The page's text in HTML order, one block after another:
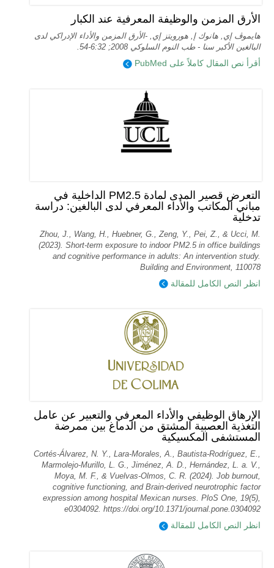
الأرق المزمن والوظيفة المعرفية عند الكبار
هايموڤ إي, هانوك إ, هورويتز إي, -الأرق المزمن والأداء الإدراكي لدى
البالغين الأكبر سنا - طب النوم السلوكي 2008; 6:32-54.
أقرأ نص المقال كاملاً على PubMed
التعرض قصير المدى لمادة PM2.5 الداخلية في
مباني المكاتب والأداء المعرفي لدى البالغين: دراسة
تدخلية
Zhou, J., Wang, H., Huebner, G., Zeng, Y., Pei, Z., & Ucci, M.
(2023). Short-term exposure to indoor PM2.5 in office buildings
and cognitive performance in adults: An intervention study.
Building and Environment, 110078
انظر النص الكامل للمقالة
الإرهاق الوظيفي والأداء المعرفي والتعبير عن عامل
التغذية العصبية المشتق من الدماغ بين ممرضة
المستشفى المكسيكية
Cortés-Álvarez, N. Y., Lara-Morales, A., Bautista-Rodríguez, E.,
Marmolejo-Murillo, L. G., Jiménez, A. D., Hernández, L. a. V.,
Moya, M. F., & Vuelvas-Olmos, C. R. (2024). Job burnout,
cognitive functioning, and Brain-derived neurotrophic factor
expression among hospital Mexican nurses. PloS One, 19(5),
e0304092. https://doi.org/10.1371/journal.pone.0304092
انظر النص الكامل للمقالة